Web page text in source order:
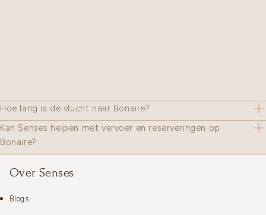
Hoe lang is de vlucht naar Bonaire?
Kan Senses helpen met vervoer en reserveringen op
Bonaire?
Over Senses
Blogs